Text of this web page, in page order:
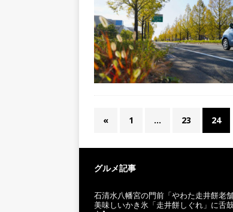
« 1 … 23 24
グルメ記事
石清水八幡宮の門前「やわた走井餅老
美味しいかき氷「走井餅しぐれ」に舌